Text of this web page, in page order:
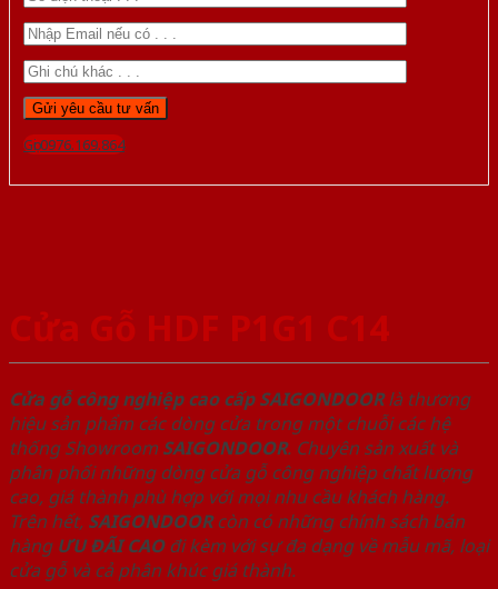
Gọi 0976.169.864
Cửa Gỗ HDF P1G1 C14
Cửa gỗ công nghiệp cao cấp SAIGONDOORlà thương
hiệu sản phẩm các dòng cửa trong một chuỗi các hệ
thống Showroom SAIGONDOOR. Chuyên sản xuất và
phân phối những dòng cửa gỗ công nghiệp chất lượng
cao, giá thành phù hợp với mọi nhu cầu khách hàng.
Trên hết, SAIGONDOORcòn có những chính sách bán
hàng ƯU ĐÃI CAOđi kèm với sự đa dạng về mẫu mã, loại
cửa gỗ và cả phân khúc giá thành.